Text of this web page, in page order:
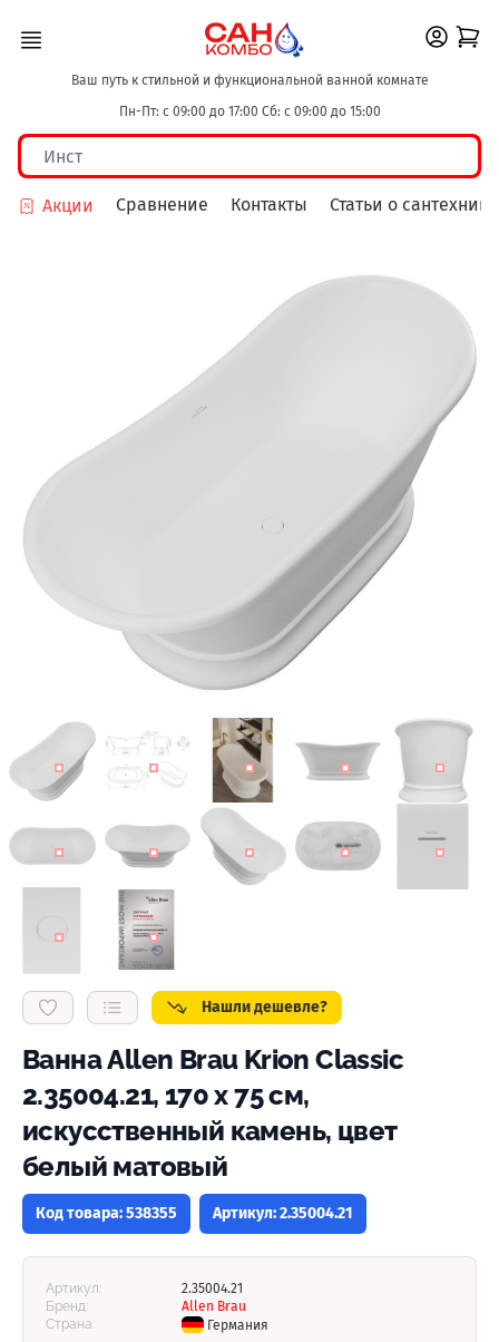
Ваш путь к стильной и функциональной ванной комнате
Пн-Пт: с 09:00 до 17:00 Сб: с 09:00 до 15:00
Акции Сравнение Контакты Статьи о сантехнике
Ванна Allen Brau Krion Classic
2.35004.21, 170 х 75 см,
искусственный камень, цвет
белый матовый
Код товара: 538355 Артикул: 2.35004.21
Нашли дешевле?
Артикул:
2.35004.21
Бренд:
Allen Brau
Страна:
Германия